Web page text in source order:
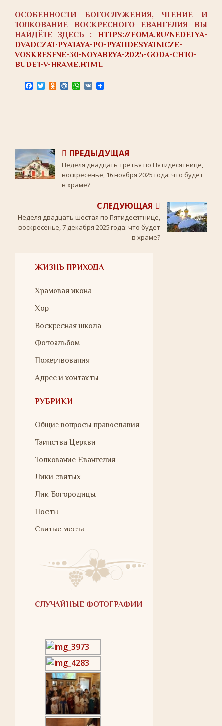
ОСОБЕННОСТИ БОГОСЛУЖЕНИЯ, ЧТЕНИЕ И
ТОЛКОВАНИЕ ВОСКРЕСНОГО ЕВАНГЕЛИЯ ВЫ
НАЙДЁТЕ ЗДЕСЬ : HTTPS://FOMA.RU/NEDELYA-
DVADCZAT-PYATAYA-PO-PYATIDESYATNICZE-
VOSKRESENE-30-NOYABRYA-2025-GODA-CHTO-
BUDET-V-HRAME.HTML
a
T
w
O
d
M
a
W
h
V
K
ПРЕДЫДУЩАЯ
Неделя двадцать третья по Пятидесятнице,
воскресенье, 16 ноября 2025 года: что будет
в храме?
СЛЕДУЮЩАЯ
Неделя двадцать шестая по Пятидесятнице,
воскресенье, 7 декабря 2025 года: что будет
в храме?
ЖИЗНЬ ПРИХОДА
Храмовая икона
Хор
Воскресная школа
Фотоальбом
Пожертвования
Адрес и контакты
РУБРИКИ
Общие вопросы православия
Таинства Церкви
Толкование Евангелия
Лики святых
Лик Богородицы
Посты
Святые места
СЛУЧАЙНЫЕ ФОТОГРАФИИ